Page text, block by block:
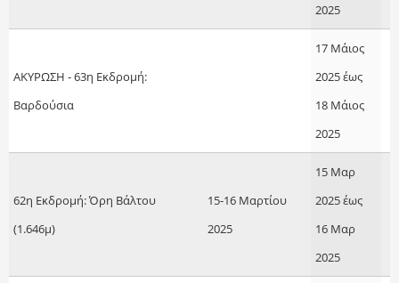
2025
AKYΡΩΣΗ - 63η Εκδρομή:
Βαρδούσια
17 Μάιος
2025έως
18 Μάιος
2025
62η Εκδρομή: Όρη Βάλτου
(1.646μ)
15-16 Μαρτίου
2025
15 Μαρ
2025έως
16 Μαρ
2025